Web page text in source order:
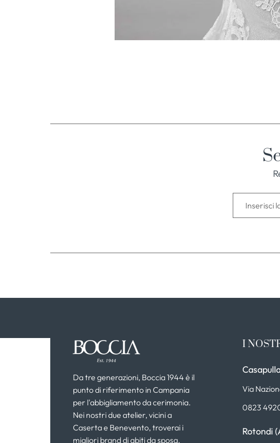
Da tre generazioni, Boccia 1944 è il
punto di riferimento in Campania
per l'abbigliamento da cerimonia.
Nei nostri due atelier, vicini a
Caserta e Benevento, troverai i
migliori brand di abiti da sposa,
I
Via
0823
Rotondi